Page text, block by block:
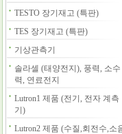
TESTO 장기재고 (특판)
TES 장기재고 (특판)
기상관측기
솔라셀 (태양전지), 풍력, 소수
력, 연료전지
Lutron1 제품 (전기, 전자 계측
기)
Lutron2 제품 (수질,회전수,소